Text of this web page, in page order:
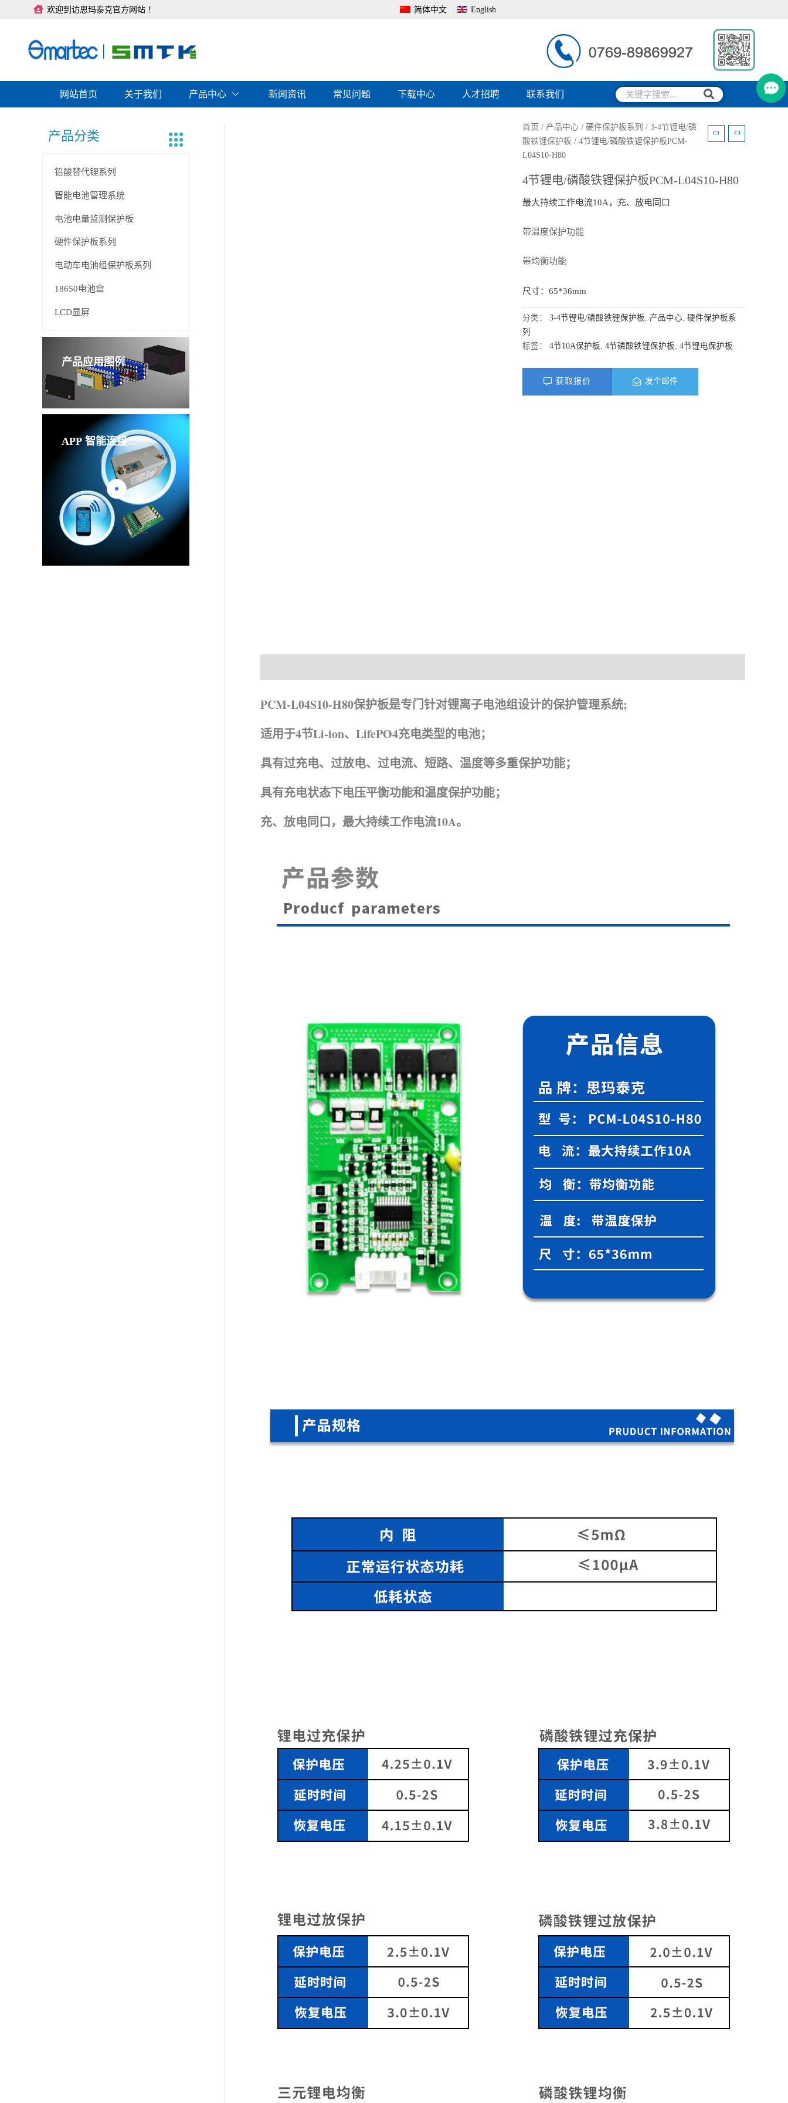
欢迎到访思玛泰克官方网站 ！ 简体中文 English
网站首页 关于我们 产品中心 新闻资讯 常见问题 下载中心 人才招聘 联系我们
搜
索
搜
索
产品分类
铅酸替代锂系列
智能电池管理系统
电池电量监测保护板
硬件保护板系列
电动车电池组保护板系列
18650电池盒
LCD显屏
产品应用图例
APP 智能连接...
首页 / 产品中心 / 硬件保护板系列 / 3-4节锂电/磷
酸铁锂保护板 / 4节锂电/磷酸铁锂保护板PCM-
L04S10-H80
4节锂电/磷酸铁锂保护板PCM-L04S10-H80
最大持续工作电流10A，充、放电同口
带温度保护功能
带均衡功能
尺寸：65*36mm
分类： 3-4节锂电/磷酸铁锂保护板, 产品中心, 硬件保护板系
列
标签： 4节10A保护板, 4节磷酸铁锂保护板, 4节锂电保护板
获取报价 发个邮件
PCM-L04S10-H80保护板是专门针对锂离子电池组设计的保护管理系统;
适用于4节Li-ion、 LifePO4充电类型的电池；
具有过充电、过放电、过电流、短路、温度等多重保护功能；
具有充电状态下电压平衡功能和温度保护功能；
充、放电同口，最大持续工作电流10A。